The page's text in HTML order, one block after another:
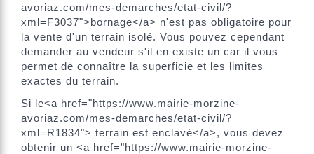
avoriaz.com/mes-demarches/etat-civil/?
xml=F3037">bornage</a> n'est pas obligatoire pour
la vente d'un terrain isolé. Vous pouvez cependant
demander au vendeur s'il en existe un car il vous
permet de connaître la superficie et les limites
exactes du terrain.
Si le<a href="https://www.mairie-morzine-
avoriaz.com/mes-demarches/etat-civil/?
xml=R1834"> terrain est enclavé</a>, vous devez
obtenir un <a href="https://www.mairie-morzine-